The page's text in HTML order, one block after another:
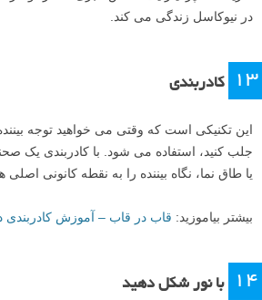
در نیوکاسل زندگی می کند.
۱۳ کادربندی
این تکنیکی است که وقتی می خواهید توجه
جلب کنید، استفاده می شود. با کادربندی یک
یا طاق نما، نگاه بیننده را به نقطه کانونی اصلی
بیشتر بیاموزید: قاب در قاب – آموزش کادربندی
۱۴ با نور شکل دهید